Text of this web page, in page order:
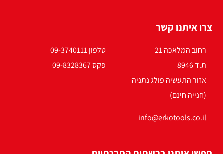
צרו איתנו קשר
רחוב המלאכה 21
ת.ד 8946
אזור התעשיה פולג נתניה
(חנייה חינם)
טלפון 09-3740111
פקס 09-8328367
info@erkotools.co.il